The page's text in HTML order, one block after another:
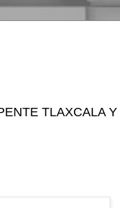
TLAXCALA Y